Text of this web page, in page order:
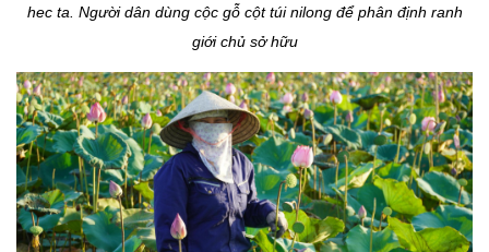
hec ta. Người dân dùng cộc gỗ cột túi nilong để phân định ranh
giới chủ sở hữu